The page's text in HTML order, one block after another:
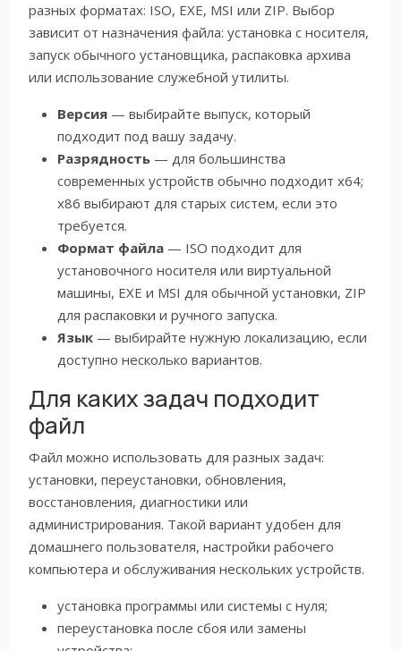
разных форматах: ISO, EXE, MSI или ZIP. Выбор
зависит от назначения файла: установка с носителя,
запуск обычного установщика, распаковка архива
или использование служебной утилиты.
Версия — выбирайте выпуск, который
подходит под вашу задачу.
Разрядность — для большинства
современных устройств обычно подходит x64;
x86 выбирают для старых систем, если это
требуется.
Формат файла — ISO подходит для
установочного носителя или виртуальной
машины, EXE и MSI для обычной установки, ZIP
для распаковки и ручного запуска.
Язык — выбирайте нужную локализацию, если
доступно несколько вариантов.
Для каких задач подходит
файл
Файл можно использовать для разных задач:
установки, переустановки, обновления,
восстановления, диагностики или
администрирования. Такой вариант удобен для
домашнего пользователя, настройки рабочего
компьютера и обслуживания нескольких устройств.
установка программы или системы с нуля;
переустановка после сбоя или замены